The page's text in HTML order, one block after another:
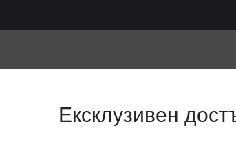
СЕМЕНА АВТО-ЦЪФТЯЩИ
Ексклузивен